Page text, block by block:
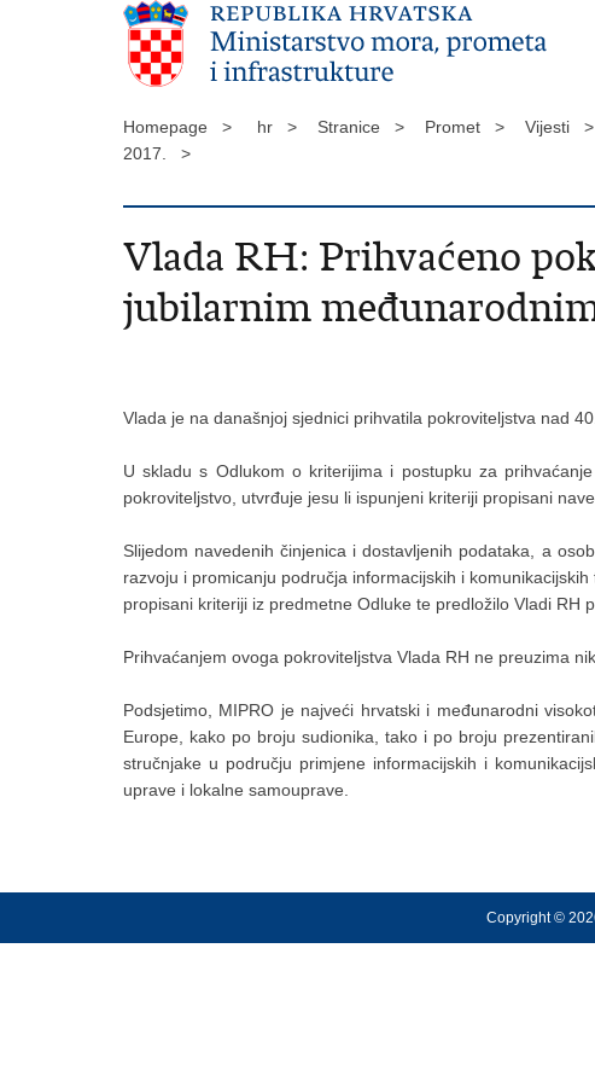
Homepage > hr > Stranice > Promet > Vijesti >
2017. >
Vlada RH: Prihvaćeno
jubilarnim
Vlada je na današnjoj sjednici prihvatila pokroviteljstva nad
U skladu s Odlukom o kriterijima i postupku za
pokroviteljstvo, utvrđuje jesu li ispunjeni kriteriji propisani
Slijedom navedenih činjenica i dostavljenih podataka, a
razvoju i promicanju područja informacijskih i
propisani kriteriji iz predmetne Odluke te predložilo Vladi RH
Prihvaćanjem ovoga pokroviteljstva Vlada RH ne preuzima
Podsjetimo, MIPRO je najveći hrvatski i međunarodni
Europe, kako po broju sudionika, tako i po broju
stručnjake u području primjene informacijskih i
uprave i lokalne samouprave.
Copyright ©